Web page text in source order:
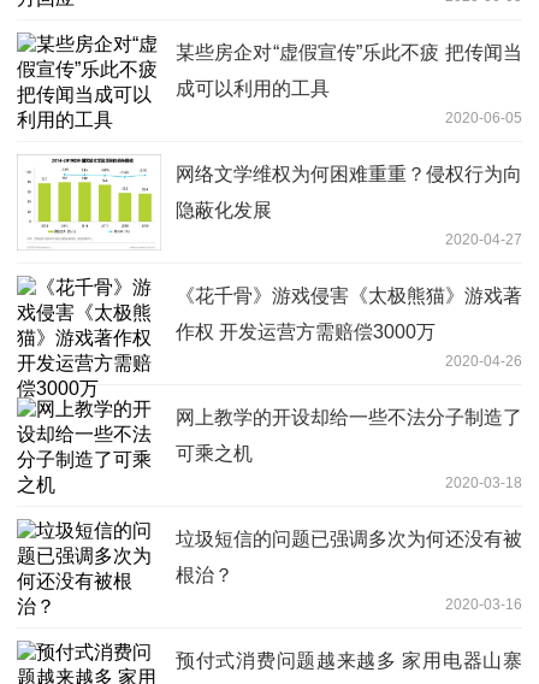
某些房企对“虚假宣传”乐此不疲 把传闻当
成可以利用的工具
2020-06-05
网络文学维权为何困难重重？侵权行为向
隐蔽化发展
2020-04-27
《花千骨》游戏侵害《太极熊猫》游戏著
作权 开发运营方需赔偿3000万
2020-04-26
网上教学的开设却给一些不法分子制造了
可乘之机
2020-03-18
垃圾短信的问题已强调多次为何还没有被
根治？
2020-03-16
预付式消费问题越来越多 家用电器山寨